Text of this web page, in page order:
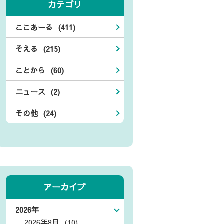
カテゴリ
ここあーる (411)
そえる (215)
ことから (60)
ニュース (2)
その他 (24)
アーカイブ
2026年